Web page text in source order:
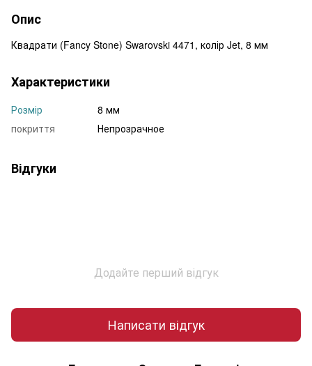
Опис
Квадрати (Fancy Stone) Swarovski 4471, колір Jet, 8 мм
Характеристики
Розмір
8 мм
покриття
Непрозрачное
Відгуки
Додайте перший відгук
Написати відгук